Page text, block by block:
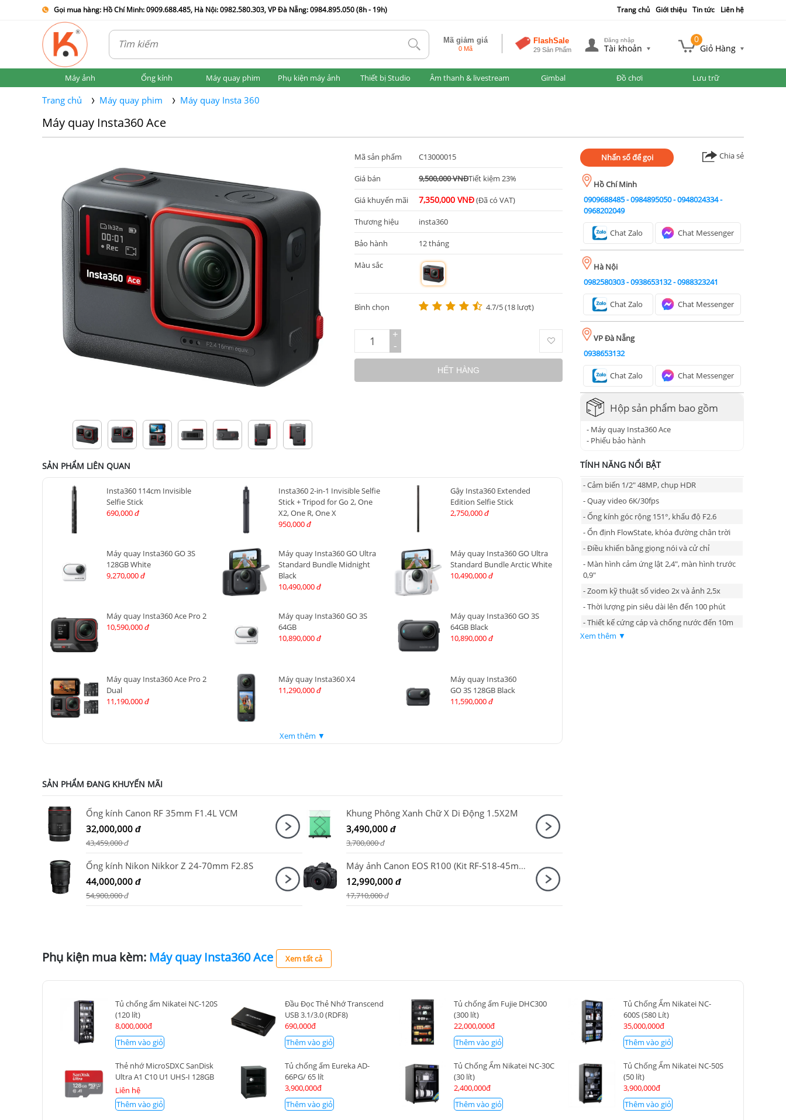
Gọi mua hàng: Hồ Chí Minh: 0909.688.485, Hà Nội: 0982.580.303, VP Đà Nẵng: 0984.895.050 (8h - 19h) Trang chủ Giới thiệu Tin tức Liên hệ
tlk Mã giảm giá
0 Mã
FlashSale
29 Sản Phẩm
Đăng nhập
Tài khoản
0
Giỏ Hàng
Máy ảnh Ống kính Máy quay phim Phụ kiện máy ảnh Thiết bị Studio Âm thanh & livestream Gimbal Đồ chơi Lưu trữ
Trang chủ Máy quay phim Máy quay Insta 360
Máy quay Insta360 Ace
Mã sản phẩm C13000015
Giá bán 9,500,000 VNĐTiết kiệm 23%
Giá khuyến mãi 7,350,000 VNĐ(Đã có VAT)
Thương hiệu insta360
Bảo hành 12 tháng
Màu sắc
m
Bình chọn 4.7/5 (18 lượt)
+
-
HẾT HÀNG
SẢN PHẨM LIÊN QUAN
Insta360 114cm Invisible
Selfie Stick
690,000 đ
Insta360 2-in-1 Invisible Selfie
Stick + Tripod for Go 2, One
X2, One R, One X
950,000 đ
Gậy Insta360 Extended
Edition Selfie Stick
2,750,000 đ
Máy quay Insta360 GO 3S
128GB White
9,270,000 đ
Máy quay Insta360 GO Ultra
Standard Bundle Midnight
Black
10,490,000 đ
Máy quay Insta360 GO Ultra
Standard Bundle Arctic White
10,490,000 đ
Máy quay Insta360 Ace Pro 2
10,590,000 đ
Máy quay Insta360 GO 3S
64GB
10,890,000 đ
Máy quay Insta360 GO 3S
64GB Black
10,890,000 đ
Máy quay Insta360 Ace Pro 2
Dual
11,190,000 đ
Máy quay Insta360 X4
11,290,000 đ
Máy quay Insta360
GO 3S 128GB Black
11,590,000 đ
Xem thêm ▼
SẢN PHẨM ĐANG KHUYẾN MÃI
Ống kính Canon RF 35mm F1.4L VCM
32,000,000 đ
43,459,000đ
Khung Phông Xanh Chữ X Di Động 1.5X2M
3,490,000 đ
3,700,000đ
Ống kính Nikon Nikkor Z 24-70mm F2.8S
44,000,000 đ
54,900,000đ
Máy ảnh Canon EOS R100 (Kit RF-S18-45mm F4.5-6.3 IS STM)
12,990,000 đ
17,710,000đ
Nhấn số để gọi Chia sẻ
Hồ Chí Minh
0909688485-0984895050-0948024334-
0968202049
Chat Zalo Chat Messenger
Hà Nội
0982580303-0938653132-0988323241
Chat Zalo Chat Messenger
VP Đà Nẵng
0938653132
Chat Zalo Chat Messenger
Hộp sản phẩm bao gồm
- Máy quay Insta360 Ace
- Phiếu bảo hành
TÍNH NĂNG NỔI BẬT
- Cảm biến 1/2" 48MP, chụp HDR
- Quay video 6K/30fps
- Ống kính góc rộng 151°, khẩu độ F2.6
- Ổn định FlowState, khóa đường chân trời
- Điều khiển bằng giọng nói và cử chỉ
- Màn hình cảm ứng lật 2,4", màn hình trước
0,9"
- Zoom kỹ thuật số video 2x và ảnh 2,5x
- Thời lượng pin siêu dài lên đến 100 phút
- Thiết kế cứng cáp và chống nước đến 10m
Xem thêm ▼
Phụ kiện mua kèm: Máy quay Insta360 Ace Xem tất cả
Tủ chống ẩm Nikatei NC-120S
(120 lít)
8,000,000đ
Thêm vào giỏ
Đầu Đọc Thẻ Nhớ Transcend
USB 3.1/3.0 (RDF8)
690,000đ
Thêm vào giỏ
Tủ chống ẩm Fujie DHC300
(300 lít)
22,000,000đ
Thêm vào giỏ
Tủ Chống Ẩm Nikatei NC-
600S (580 Lít)
35,000,000đ
Thêm vào giỏ
Thẻ nhớ MicroSDXC SanDisk
Ultra A1 C10 U1 UHS-I 128GB
140MB/s
Liên hệ
Thêm vào giỏ
Tủ chống ẩm Eureka AD-
66PG/ 65 lít
3,900,000đ
Thêm vào giỏ
Tủ Chống Ẩm Nikatei NC-30C
(30 lít)
2,400,000đ
Thêm vào giỏ
Tủ Chống Ẩm Nikatei NC-50S
(50 lít)
3,900,000đ
Thêm vào giỏ